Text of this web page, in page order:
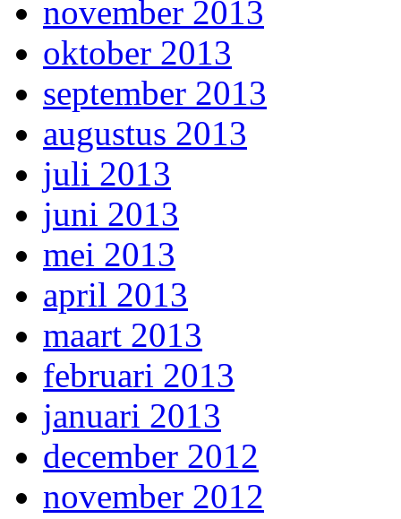
november 2013
oktober 2013
september 2013
augustus 2013
juli 2013
juni 2013
mei 2013
april 2013
maart 2013
februari 2013
januari 2013
december 2012
november 2012